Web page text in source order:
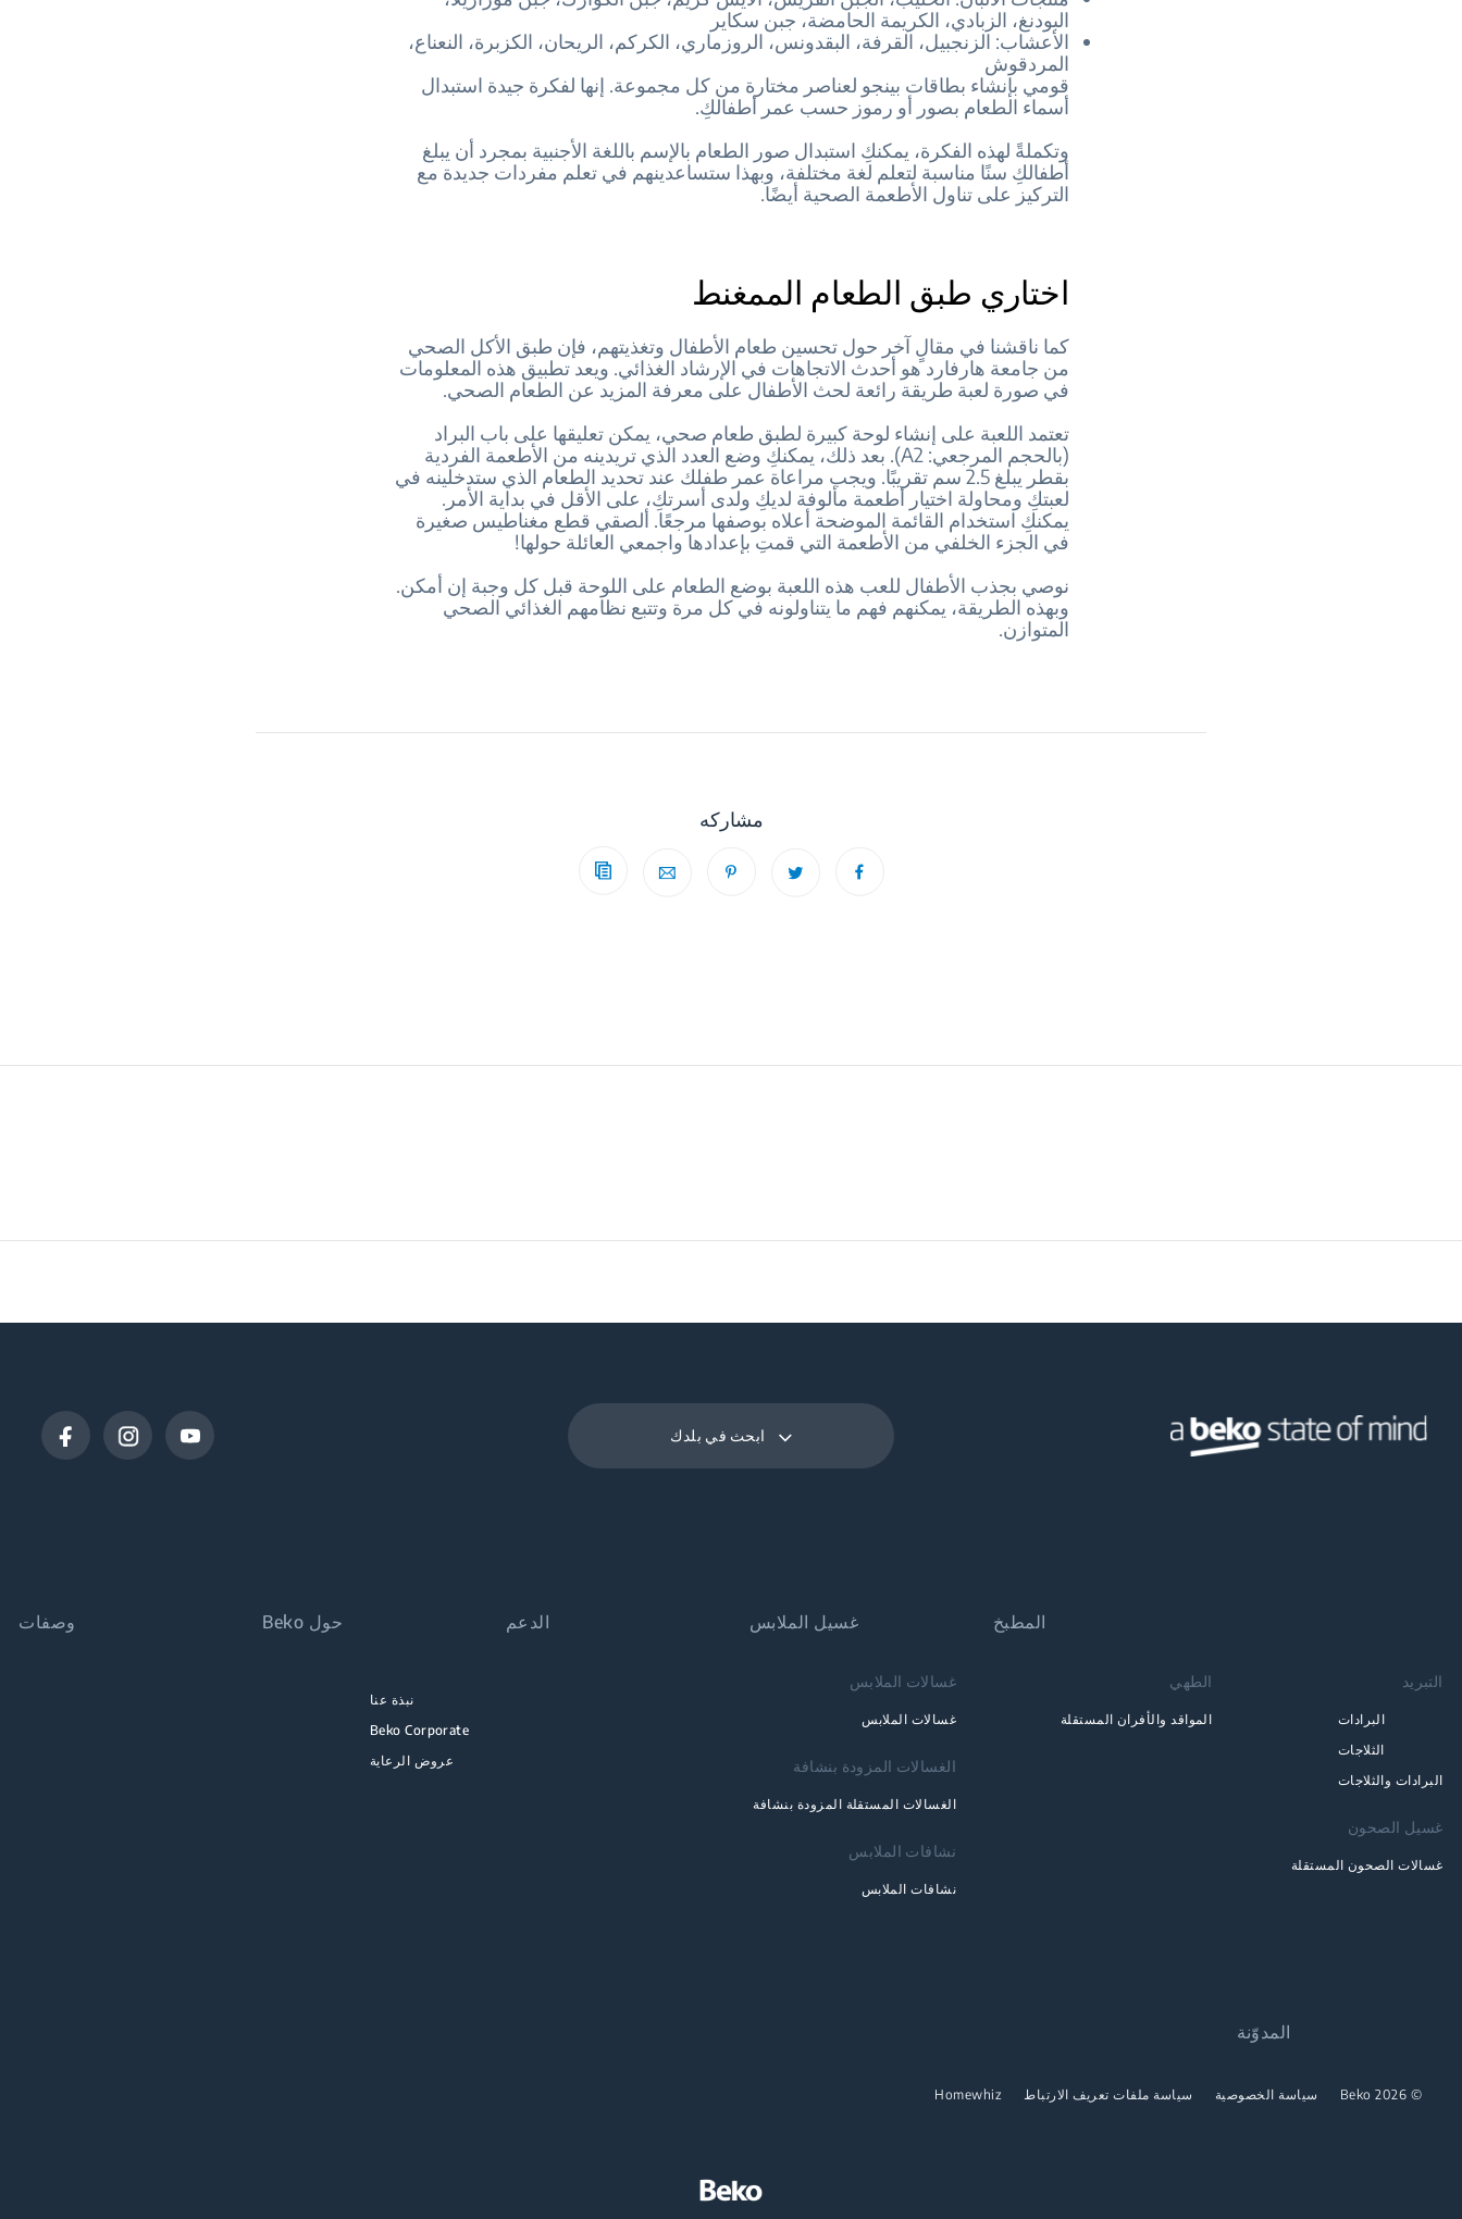
البودنغ، الزبادي، الكريمة الحامضة، جبن سكاير
الأعشاب: الزنجبيل، القرفة، البقدونس، الروزماري، الكركم، الريحان، الكزبرة، النعناع،
المردقوش
قومي بإنشاء بطاقات بينجو لعناصر مختارة من كل مجموعة. إنها لفكرة جيدة استبدال
أسماء الطعام بصور أو رموز حسب عمر أطفالكِ.
وتكملةً لهذه الفكرة، يمكنكِ استبدال صور الطعام بالإسم باللغة الأجنبية بمجرد أن يبلغ
أطفالكِ سنًا مناسبة لتعلم لغة مختلفة، وبهذا ستساعدينهم في تعلم مفردات جديدة مع
التركيز على تناول الأطعمة الصحية أيضًا.
اختاري طبق الطعام الممغنط
كما ناقشنا في مقالٍ آخر حول تحسين طعام الأطفال وتغذيتهم، فإن طبق الأكل الصحي
من جامعة هارفارد هو أحدث الاتجاهات في الإرشاد الغذائي. ويعد تطبيق هذه المعلومات
في صورة لعبة طريقة رائعة لحث الأطفال على معرفة المزيد عن الطعام الصحي.
تعتمد اللعبة على إنشاء لوحة كبيرة لطبق طعام صحي، يمكن تعليقها على باب البراد
(بالحجم المرجعي: A2). بعد ذلك، يمكنكِ وضع العدد الذي تريدينه من الأطعمة الفردية
بقطر يبلغ 2.5 سم تقريبًا. ويجب مراعاة عمر طفلك عند تحديد الطعام الذي ستدخلينه في
لعبتكِ ومحاولة اختيار أطعمة مألوفة لديكِ ولدى أسرتكِ، على الأقل في بداية الأمر.
يمكنكِ استخدام القائمة الموضحة أعلاه بوصفها مرجعًا. ألصقي قطع مغناطيس صغيرة
في الجزء الخلفي من الأطعمة التي قمتِ بإعدادها واجمعي العائلة حولها!
نوصي بجذب الأطفال للعب هذه اللعبة بوضع الطعام على اللوحة قبل كل وجبة إن أمكن.
وبهذه الطريقة، يمكنهم فهم ما يتناولونه في كل مرة وتتبع نظامهم الغذائي الصحي
المتوازن.
مشاركه
ابحث في بلدك
المطبخ
التبريد
البرادات
الثلاجات
البرادات والثلاجات
الطهي
المواقد والأفران المستقلة
غسيل الصحون
غسالات الصحون المستقلة
غسيل الملابس
غسالات الملابس
غسالات الملابس
الغسالات المزودة بنشافة
الغسالات المستقلة المزودة بنشافة
نشافات الملابس
نشافات الملابس
الدعم حول Beko
نبذة عنا
Beko Corporate
عروض الرعاية
وصفات
المدوّنة
© 2026 Beko سياسة الخصوصية سياسة ملفات تعريف الارتباط Homewhiz